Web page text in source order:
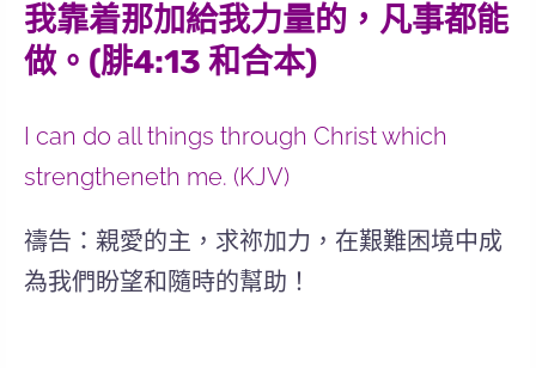
我靠着那加給我力量的，凡事都能
做。(腓4:13 和合本)
I can do all things through Christ which
strengtheneth me. (KJV)
禱告：親愛的主，求祢加力，在艱難困境中成
為我們盼望和隨時的幫助！